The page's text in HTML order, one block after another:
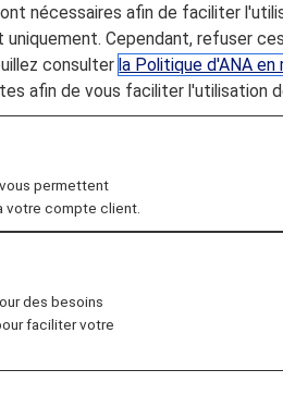
SPÉCIALE Passagers
de
mis à la disposition
FAQ et contact
nécessaires afin de faciliter
Cependant, refuser
consulterla Politique d'ANA
afin de vous faciliter l'utilisation
permettent
votre compte client.
des besoins
faciliter votre